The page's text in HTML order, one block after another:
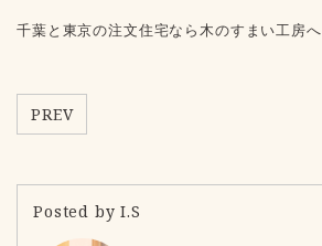
千葉と東京の注文住宅なら木のすまい工房へ
PREV
Posted by I.S